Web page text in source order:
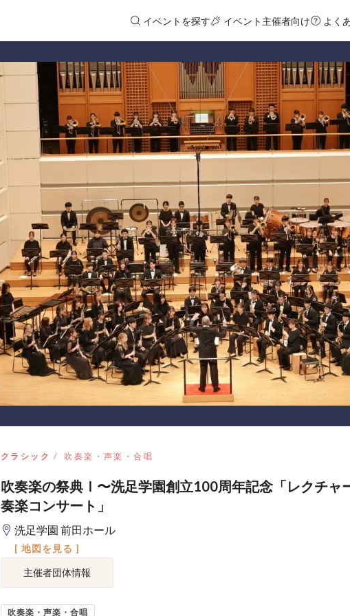
イベントを探す イベント主催者向け よく
クラシック 吹奏楽・声楽・合唱
吹奏楽の祭典Ⅰ〜洗足学園創立100周年記念「レクチャ
奏楽コンサート」
洗足学園 前田ホール
[ 地図を見る ]
主催者団体情報
吹奏楽・声楽・合唱